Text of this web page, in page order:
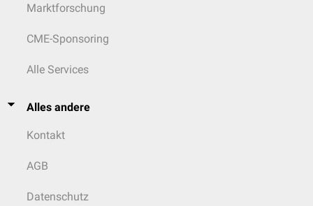
Marktforschung
CME-Sponsoring
Alle Services
Alles andere
Kontakt
AGB
Datenschutz